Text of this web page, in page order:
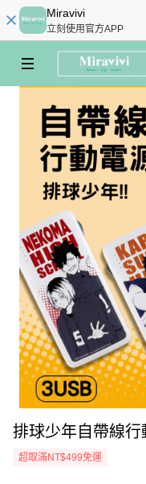
Miravivi
立刻使用官方APP
排球少年自帶線
超取滿NT$499免運